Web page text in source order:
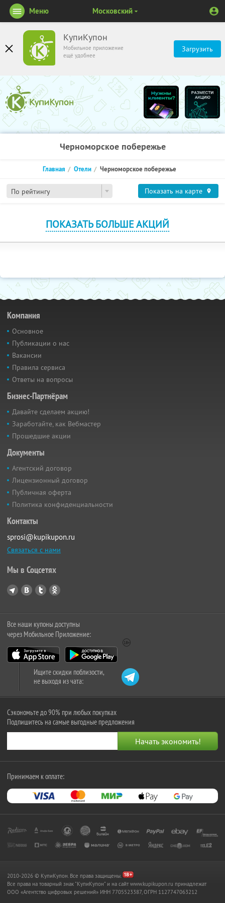
КупиКупон
Мобильное приложение
ещё удобнее
Загрузить
Меню Московский
Черноморское побережье
По рейтингу
Главная Отели Черноморское побережье
Показать на карте
ПОКАЗАТЬ БОЛЬШЕ АКЦИЙ
Компания
Основное
Публикации о нас
Вакансии
Правила сервиса
Ответы на вопросы
Бизнес-Партнёрам
Давайте сделаем акцию!
Заработайте, как Вебмастер
Прошедшие акции
Документы
Агентский договор
Лицензионный договор
Публичная оферта
Политика конфиденциальности
Контакты
sprosi@kupikupon.ru
Связаться с нами
Мы в Соцсетях
Все наши купоны доступны
через Мобильное Приложение:
Ищите скидки поблизости,
не выходя из чата:
Сэкономьте до 90% при любых покупках
Подпишитесь на самые выгодные предложения
Принимаем к оплате:
2010-2026 © КупиКупон. Все права защищены.
Все права на товарный знак "КупиКупон" и на сайт www.kupikupon.ru принадлежат
OOO «Агентство цифровых решений» ИНН 7705523387, ОГРН 1127747063212